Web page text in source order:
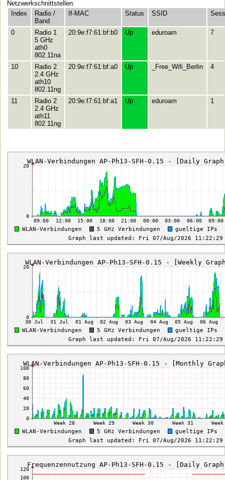
Netzwerkschnittstellen:
Index
Radio /
Band
If-MAC Status SSID
0
Radio 1
5 GHz
ath0
802.11na
20:9e:f7:61:bf:b0 Up eduroam 7
10
Radio 2
2.4 GHz
ath10
802.11ng
20:9e:f7:61:bf:a0 Up _Free_Wifi_Berlin 4
11
Radio 2
2.4 GHz
ath11
802.11ng
20:9e:f7:61:bf:a1 Up eduroam 1